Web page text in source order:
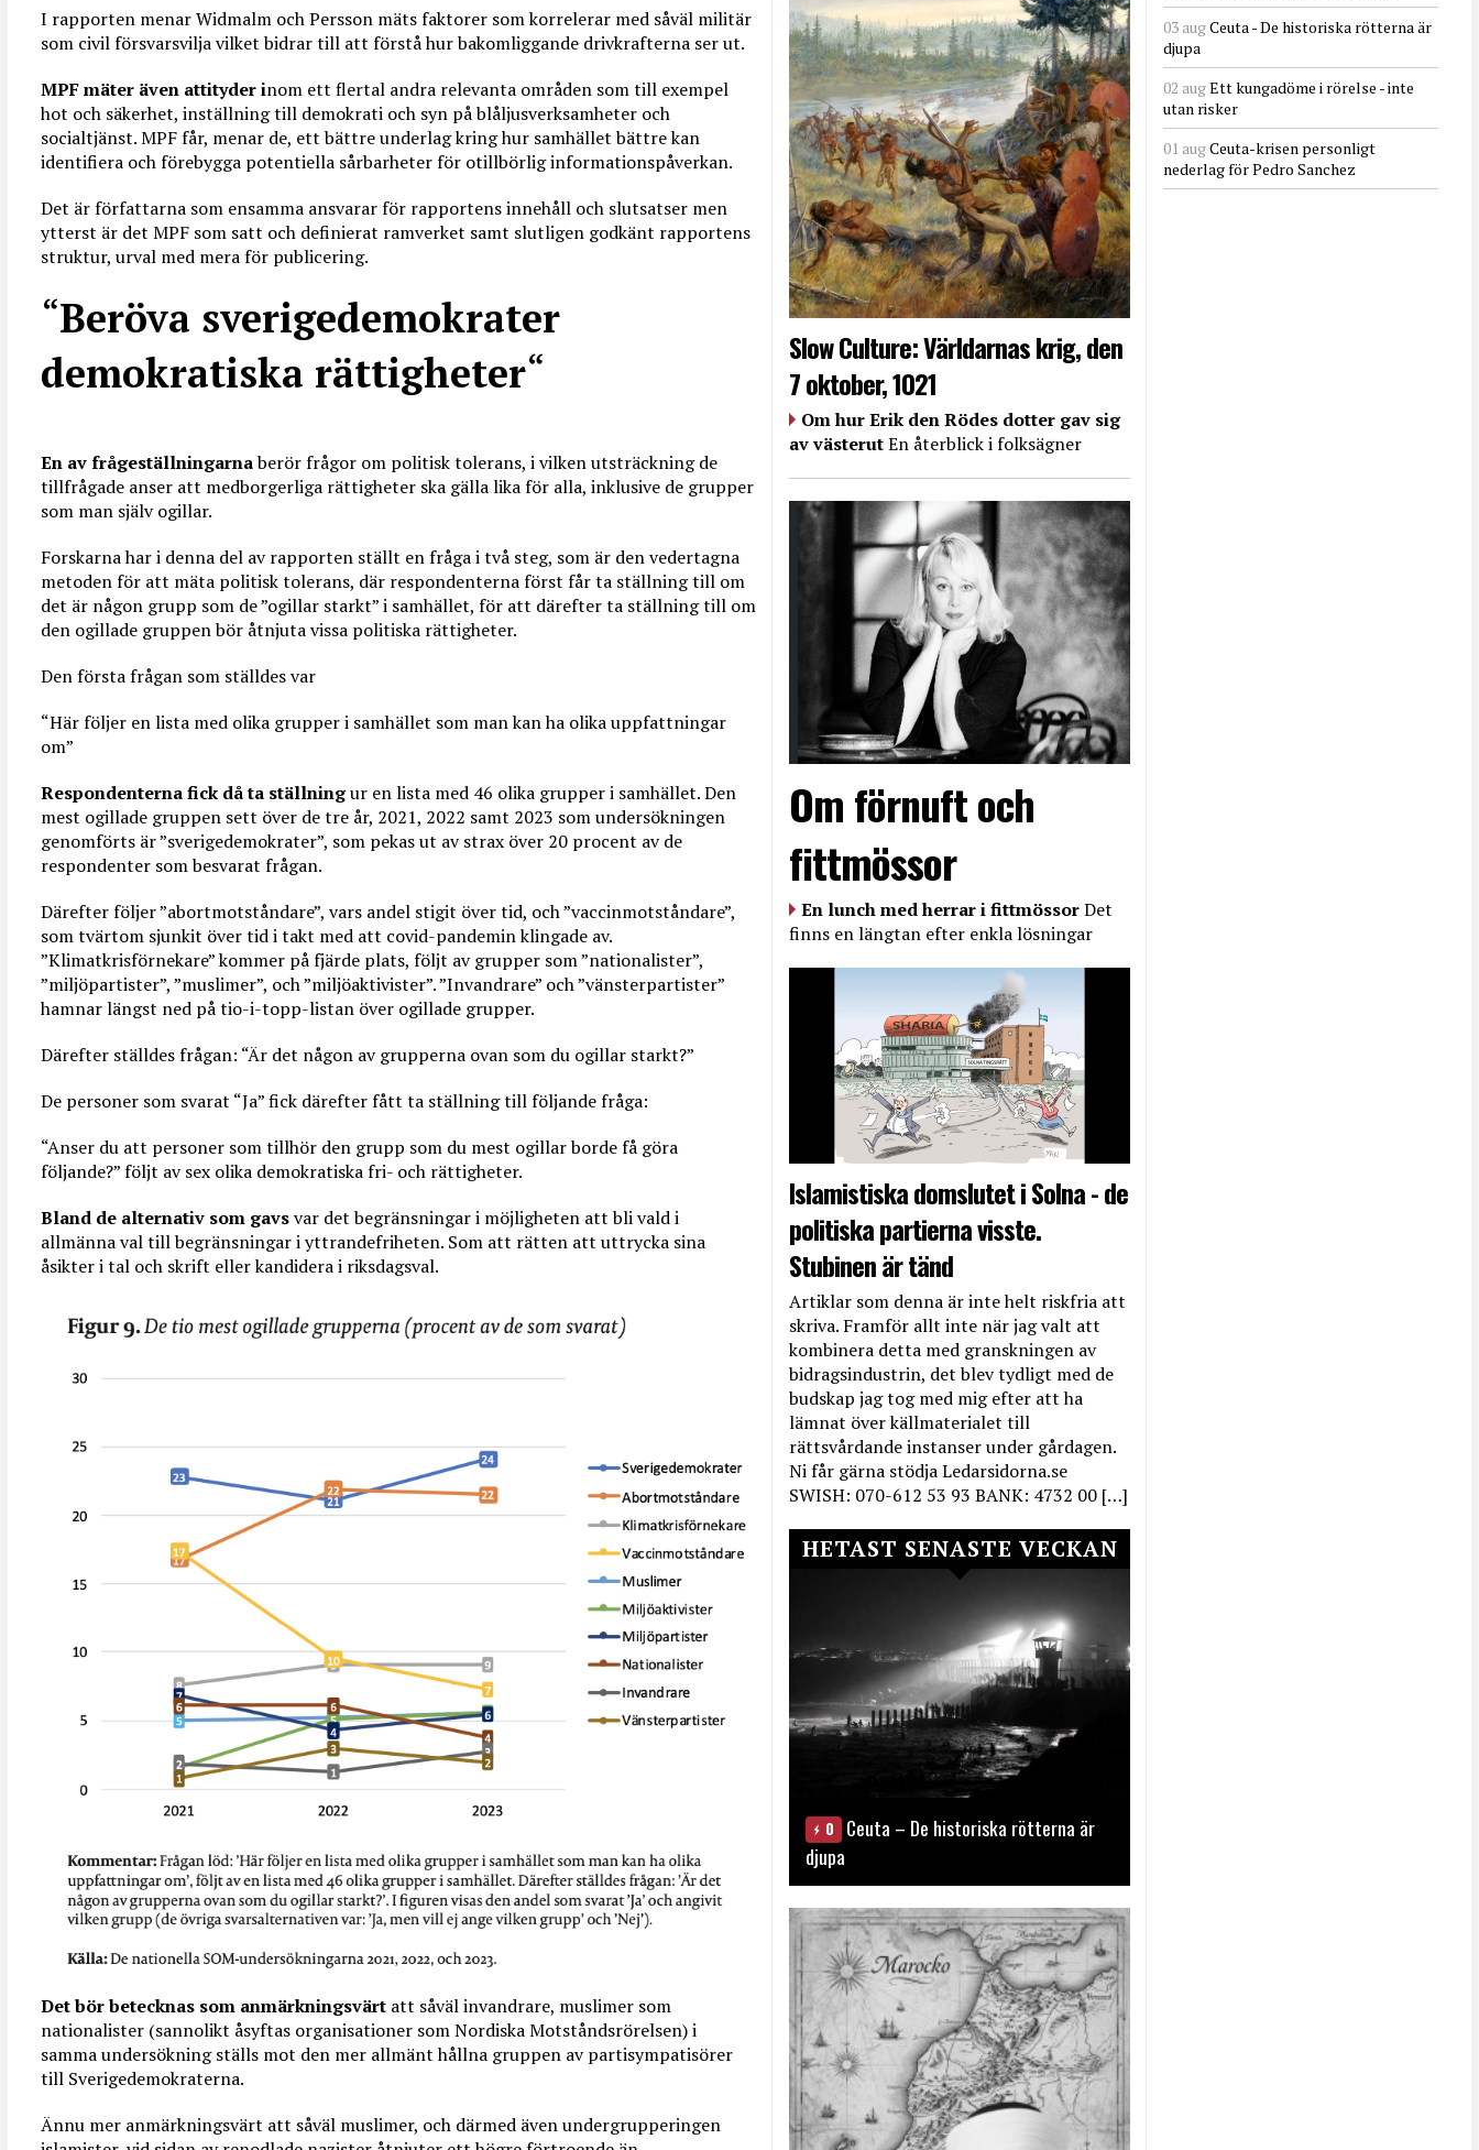
I rapporten menar Widmalm och Persson mäts faktorer som korrelerar med såväl militär
som civil försvarsvilja vilket bidrar till att förstå hur bakomliggande drivkrafterna ser ut.
MPF mäter även attityder inom ett flertal andra relevanta områden som till exempel
hot och säkerhet, inställning till demokrati och syn på blåljusverksamheter och
socialtjänst. MPF får, menar de, ett bättre underlag kring hur samhället bättre kan
identifiera och förebygga potentiella sårbarheter för otillbörlig informationspåverkan.
Det är författarna som ensamma ansvarar för rapportens innehåll och slutsatser men
ytterst är det MPF som satt och definierat ramverket samt slutligen godkänt rapportens
struktur, urval med mera för publicering.
“Beröva sverigedemokrater
demokratiska rättigheter“
En av frågeställningarnaberör frågor om politisk tolerans, i vilken utsträckning de
tillfrågade anser att medborgerliga rättigheter ska gälla lika för alla, inklusive de grupper
som man själv ogillar.
Forskarna har i denna del av rapporten ställt en fråga i två steg, som är den vedertagna
metoden för att mäta politisk tolerans, där respondenterna först får ta ställning till om
det är någon grupp som de ”ogillar starkt” i samhället, för att därefter ta ställning till om
den ogillade gruppen bör åtnjuta vissa politiska rättigheter.
Den första frågan som ställdes var
“Här följer en lista med olika grupper i samhället som man kan ha olika uppfattningar
om”
Respondenterna fick då ta ställningur en lista med 46 olika grupper i samhället. Den
mest ogillade gruppen sett över de tre år, 2021, 2022 samt 2023 som undersökningen
genomförts är ”sverigedemokrater”, som pekas ut av strax över 20 procent av de
respondenter som besvarat frågan.
Därefter följer ”abortmotståndare”, vars andel stigit över tid, och ”vaccinmotståndare”,
som tvärtom sjunkit över tid i takt med att covid-pandemin klingade av.
”Klimatkrisförnekare” kommer på fjärde plats, följt av grupper som ”nationalister”,
”miljöpartister”, ”muslimer”, och ”miljöaktivister”. ”Invandrare” och ”vänsterpartister”
hamnar längst ned på tio-i-topp-listan över ogillade grupper.
Därefter ställdes frågan: “Är det någon av grupperna ovan som du ogillar starkt?”
De personer som svarat “Ja” fick därefter fått ta ställning till följande fråga:
“Anser du att personer som tillhör den grupp som du mest ogillar borde få göra
följande?” följt av sex olika demokratiska fri- och rättigheter.
Bland de alternativ som gavsvar det begränsningar i möjligheten att bli vald i
allmänna val till begränsningar i yttrandefriheten. Som att rätten att uttrycka sina
åsikter i tal och skrift eller kandidera i riksdagsval.
Det bör betecknas som anmärkningsvärt att såväl invandrare, muslimer som
nationalister (sannolikt åsyftas organisationer som Nordiska Motståndsrörelsen) i
samma undersökning ställs mot den mer allmänt hållna gruppen av partisympatisörer
till Sverigedemokraterna.
Ännu mer anmärkningsvärt att såväl muslimer, och därmed även undergrupperingen
Slow Culture: Världarnas krig, den
7 oktober, 1021
Om hur Erik den Rödes dotter gav sig
av västerutEn återblick i folksägner
Om förnuft och
fittmössor
En lunch med herrar i fittmössorDet
finns en längtan efter enkla lösningar
Islamistiska domslutet i Solna - de
politiska partierna visste.
Stubinen är tänd
Artiklar som denna är inte helt riskfria att
skriva. Framför allt inte när jag valt att
kombinera detta med granskningen av
bidragsindustrin, det blev tydligt med de
budskap jag tog med mig efter att ha
lämnat över källmaterialet till
rättsvårdande instanser under gårdagen.
Ni får gärna stödja Ledarsidorna.se
SWISH: 070-612 53 93 BANK: 4732 00 […]
HETAST SENASTE VECKAN
0
Ceuta – De historiska rötterna är
djupa
03 augCeuta - De historiska rötterna är
djupa
02 augEtt kungadöme i rörelse - inte
utan risker
01 augCeuta-krisen personligt
nederlag för Pedro Sanchez